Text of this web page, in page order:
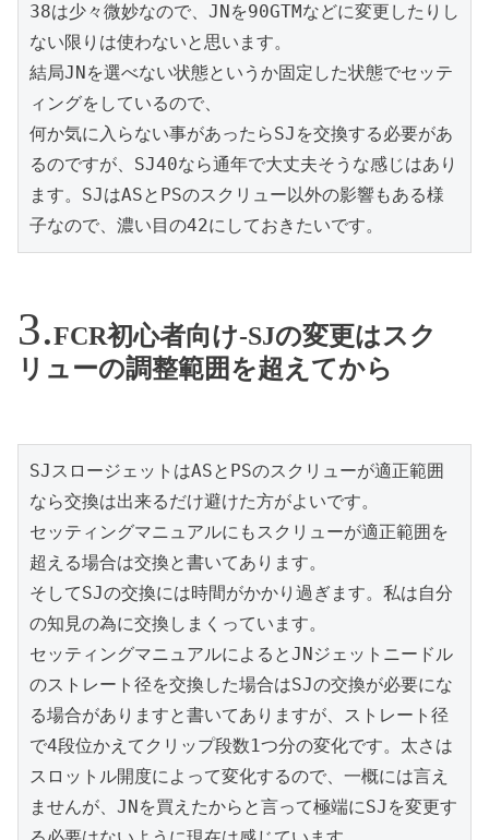
38は少々微妙なので、JNを90GTMなどに変更したりし
ない限りは使わないと思います。
結局JNを選べない状態というか固定した状態でセッテ
ィングをしているので、
何か気に入らない事があったらSJを交換する必要があ
るのですが、SJ40なら通年で大丈夫そうな感じはあり
ます。SJはASとPSのスクリュー以外の影響もある様
子なので、濃い目の42にしておきたいです。
FCR初心者向け-SJの変更はスク
リューの調整範囲を超えてから
SJスロージェットはASとPSのスクリューが適正範囲
なら交換は出来るだけ避けた方がよいです。
セッティングマニュアルにもスクリューが適正範囲を
超える場合は交換と書いてあります。
そしてSJの交換には時間がかかり過ぎます。私は自分
の知見の為に交換しまくっています。
セッティングマニュアルによるとJNジェットニードル
のストレート径を交換した場合はSJの交換が必要にな
る場合がありますと書いてありますが、ストレート径
で4段位かえてクリップ段数1つ分の変化です。太さは
スロットル開度によって変化するので、一概には言え
ませんが、JNを買えたからと言って極端にSJを変更す